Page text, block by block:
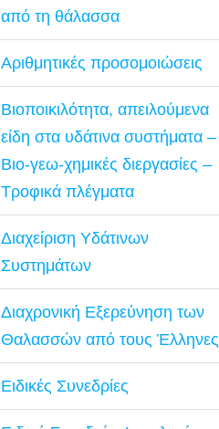
από τη θάλασσα
Αριθμητικές προσομοιώσεις
Βιοποικιλότητα, απειλούμενα
είδη στα υδάτινα συστήματα –
Βιο-γεω-χημικές διεργασίες –
Τροφικά πλέγματα
Διαχείριση Υδάτινων
Συστημάτων
Διαχρονική Εξερεύνηση των
Θαλασσών από τους Έλληνες
Ειδικές Συνεδρίες